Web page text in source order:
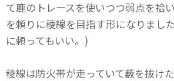
て鹿のトレースを使いつつ弱点を拾
を頼りに稜線を目指す形になりまし
に頼ってもいい。)
稜線は防火帯が走っていて薮を抜け